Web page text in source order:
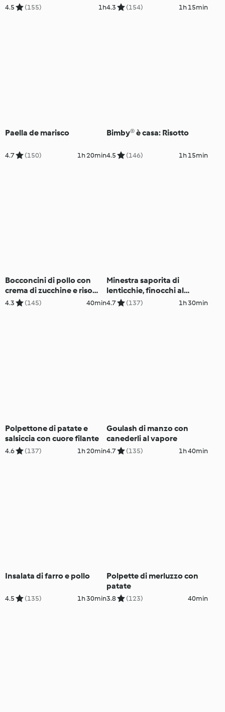
4.5 (155) 1h4.3 (154) 1h 15min
Paella de marisco
4.7 (150) 1h 20min
Bimby® è casa: Risotto
4.5 (146) 1h 15min
Bocconcini di pollo con
crema di zucchine e riso
basmati
4.3 (145) 40min
Minestra saporita di
lenticchie, finocchi al
Parmigiano Reggiano e
4.7 (137) 1h 30min
Polpettone di patate e
salsiccia con cuore filante
4.6 (137) 1h 20min
Goulash di manzo con
canederli al vapore
4.7 (135) 1h 40min
Insalata di farro e pollo
4.5 (135) 1h 30min
Polpette di merluzzo con
patate
3.8 (123) 40min